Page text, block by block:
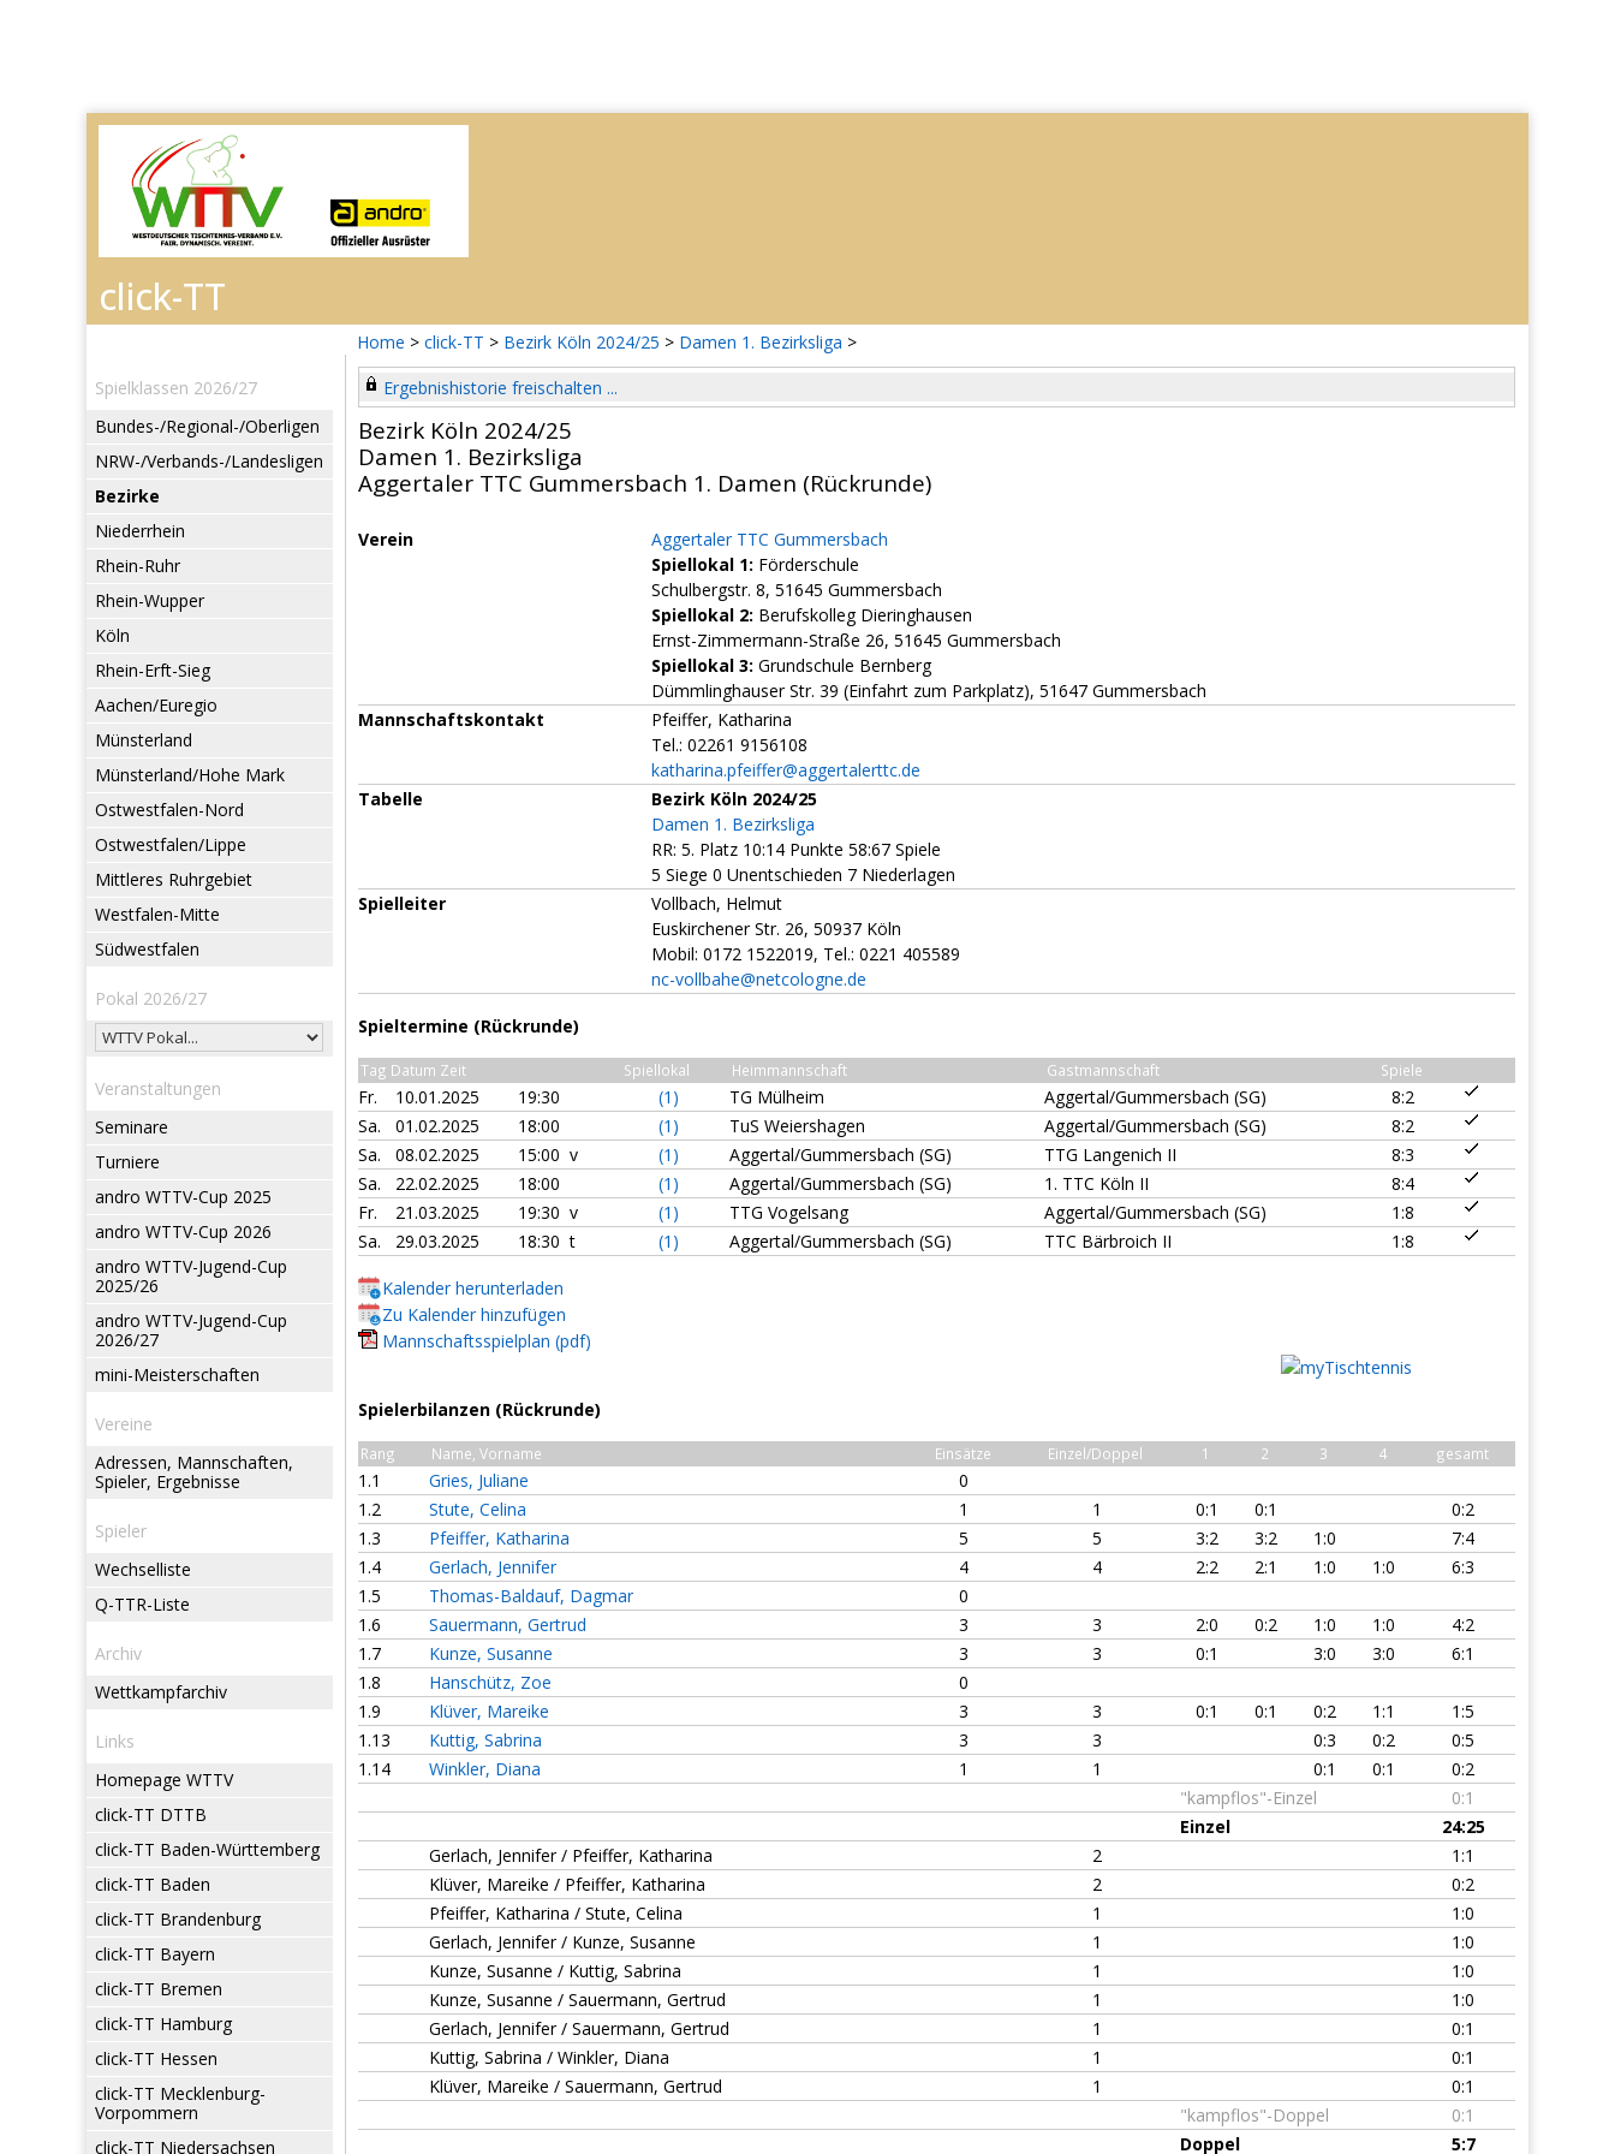
Home > click-TT > Bezirk Köln 2024/25 > Damen 1. Bezirksliga >
Spielklassen 2026/27
Bundes-/Regional-/Oberligen
NRW-/Verbands-/Landesligen
Bezirke
Niederrhein
Rhein-Ruhr
Rhein-Wupper
Köln
Rhein-Erft-Sieg
Aachen/Euregio
Münsterland
Münsterland/Hohe Mark
Ostwestfalen-Nord
Ostwestfalen/Lippe
Mittleres Ruhrgebiet
Westfalen-Mitte
Südwestfalen
Pokal 2026/27
Veranstaltungen
Seminare
Turniere
andro WTTV-Cup 2025
andro WTTV-Cup 2026
andro WTTV-Jugend-Cup
2025/26
andro WTTV-Jugend-Cup
2026/27
mini-Meisterschaften
Vereine
Adressen, Mannschaften,
Spieler, Ergebnisse
Spieler
Wechselliste
Q-TTR-Liste
Archiv
Wettkampfarchiv
Links
Homepage WTTV
click-TT DTTB
click-TT Baden-Württemberg
click-TT Baden
click-TT Brandenburg
click-TT Bayern
click-TT Bremen
click-TT Hamburg
click-TT Hessen
click-TT Mecklenburg-
Vorpommern
click-TT Niedersachsen
Ergebnishistorie freischalten ...
Bezirk Köln 2024/25
Damen 1. Bezirksliga
Aggertaler TTC Gummersbach 1. Damen (Rückrunde)
Verein
Aggertaler TTC Gummersbach
Spiellokal 1: Förderschule
Schulbergstr. 8, 51645 Gummersbach
Spiellokal 2: Berufskolleg Dieringhausen
Ernst-Zimmermann-Straße 26, 51645 Gummersbach
Spiellokal 3: Grundschule Bernberg
Dümmlinghauser Str. 39 (Einfahrt zum Parkplatz), 51647 Gummersbach
Mannschaftskontakt
Pfeiffer, Katharina
Tel.: 02261 9156108
katharina.pfeiffer@aggertalerttc.de
Tabelle
Bezirk Köln 2024/25
Damen 1. Bezirksliga
RR: 5. Platz 10:14 Punkte 58:67 Spiele
5 Siege 0 Unentschieden 7 Niederlagen
Spielleiter
Vollbach, Helmut
Euskirchener Str. 26, 50937 Köln
Mobil: 0172 1522019, Tel.: 0221 405589
nc-vollbahe@netcologne.de
Spieltermine (Rückrunde)
Tag Datum Zeit Spiellokal Heimmannschaft Gastmannschaft Spiele
Fr. 10.01.2025 19:30 (1) TG Mülheim Aggertal/Gummersbach (SG)
8:2
Sa.
01.02.2025 18:00 (1) TuS Weiershagen Aggertal/Gummersbach (SG)
8:2
Sa.
08.02.2025 15:00 v (1) Aggertal/Gummersbach (SG) TTG Langenich II
8:3
Sa.
22.02.2025 18:00 (1) Aggertal/Gummersbach (SG) 1. TTC Köln II
8:4
Fr.
21.03.2025 19:30 v (1) TTG Vogelsang Aggertal/Gummersbach (SG)
1:8
Sa.
29.03.2025 18:30 t (1) Aggertal/Gummersbach (SG) TTC Bärbroich II 1:8
Kalender herunterladen
Zu Kalender hinzufügen
Mannschaftsspielplan (pdf)
Spielerbilanzen (Rückrunde)
Rang Name, Vorname Einsätze Einzel/Doppel 1 2 3 4 gesamt
1.1 Gries, Juliane
0
1.2
Stute, Celina 1 1 0:1 0:1
0:2
1.3
Pfeiffer, Katharina 5 5 3:2 3:2 1:0
7:4
1.4
Gerlach, Jennifer 4 4 2:2 2:1 1:0 1:0
6:3
1.5
Thomas-Baldauf, Dagmar
0
1.6
Sauermann, Gertrud 3 3 2:0 0:2 1:0 1:0
4:2
1.7
Kunze, Susanne 3 3 0:1 3:0 3:0
6:1
1.8
Hanschütz, Zoe
0
1.9
Klüver, Mareike 3 3 0:1 0:1 0:2 1:1
1:5
1.13
Kuttig, Sabrina 3 3 0:3 0:2
0:5
1.14
Winkler, Diana 1 1 0:1 0:1
0:2
"kampflos"-Einzel
0:1
Einzel
24:25
Gerlach, Jennifer / Pfeiffer, Katharina
2
1:1
Klüver, Mareike / Pfeiffer, Katharina
2
0:2
Pfeiffer, Katharina / Stute, Celina
1
1:0
Gerlach, Jennifer / Kunze, Susanne
1
1:0
Kunze, Susanne / Kuttig, Sabrina
1
1:0
Kunze, Susanne / Sauermann, Gertrud
1
1:0
Gerlach, Jennifer / Sauermann, Gertrud
1
0:1
Kuttig, Sabrina / Winkler, Diana
1
0:1
Klüver, Mareike / Sauermann, Gertrud
1
0:1
"kampflos"-Doppel
0:1
Doppel
5:7